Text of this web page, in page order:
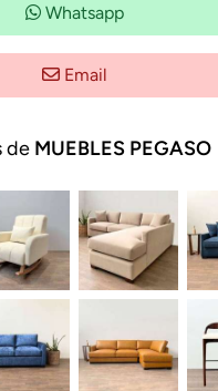
Whatsapp
Email
de MUEBLES PEGASO